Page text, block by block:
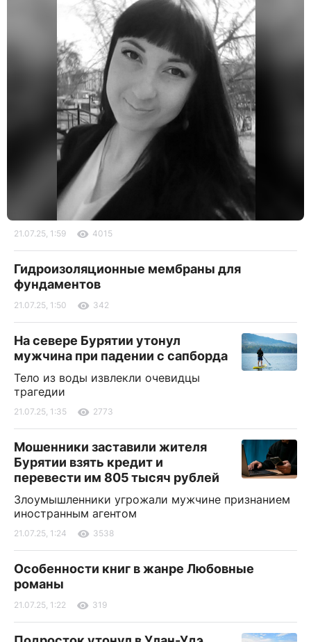
21.07.25, 1:59 4015
Гидроизоляционные мембраны для
фундаментов
21.07.25, 1:50 342
На севере Бурятии утонул
мужчина при падении с сапборда
Тело из воды извлекли очевидцы
трагедии
21.07.25, 1:35 2773
Мошенники заставили жителя
Бурятии взять кредит и
перевести им 805 тысяч рублей
Злоумышленники угрожали мужчине признанием
иностранным агентом
21.07.25, 1:24 3538
Особенности книг в жанре Любовные
романы
21.07.25, 1:22 319